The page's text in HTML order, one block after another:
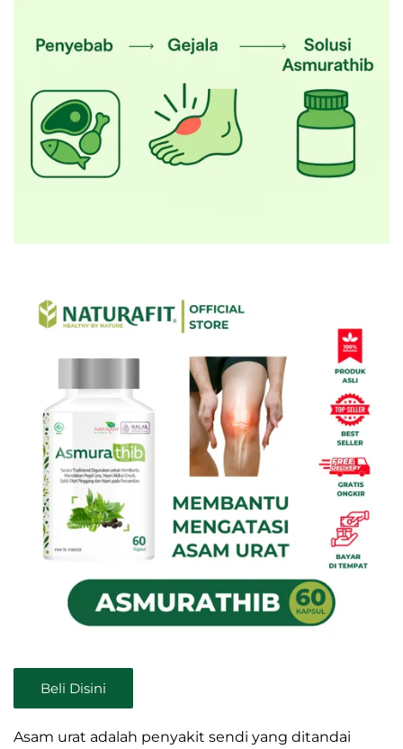
Beli Disini
Asam urat adalah penyakit sendi yang ditandai